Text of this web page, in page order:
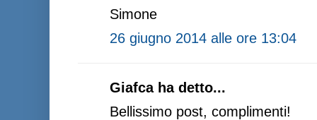
Simone
26 giugno 2014 alle ore 13:04
Giafca ha detto...
Bellissimo post, complimenti!